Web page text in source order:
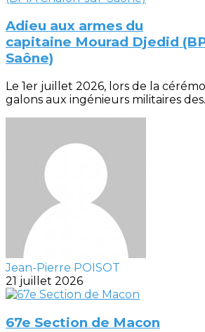
Adieu aux armes du
capitaine Mourad Djedid
Saône)
Le 1er juillet 2026, lors de la
galons aux ingénieurs militaires
Jean-Pierre POISOT
21 juillet 2026
67e Section de Macon